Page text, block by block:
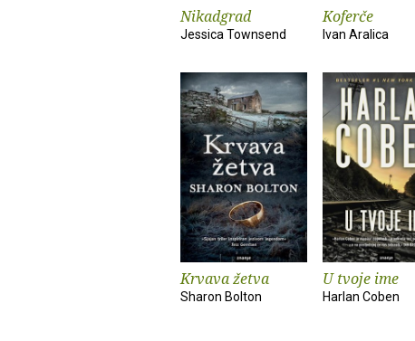
Nikadgrad
Jessica Townsend
Koferče
Ivan Aralica
Krvava žetva
Sharon Bolton
U tvoje ime
Harlan Coben